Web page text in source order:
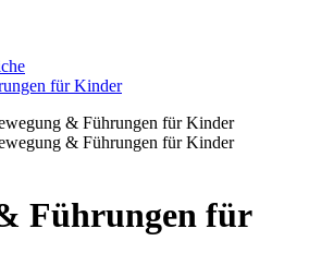
für Kinder
& Führungen für Kinder
& Führungen für Kinder
Führungen für